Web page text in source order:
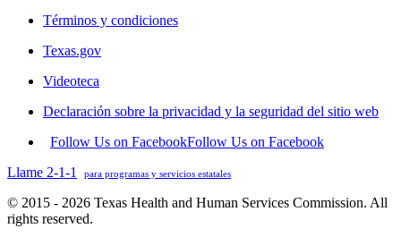
Términos y condiciones
Texas.gov
Videoteca
Declaración sobre la privacidad y la seguridad del sitio web
Follow Us on FacebookFollow Us on Facebook
Llame 2-1-1
para programas y servicios estatales
© 2015 - 2026 Texas Health and Human Services Commission. All
rights reserved.